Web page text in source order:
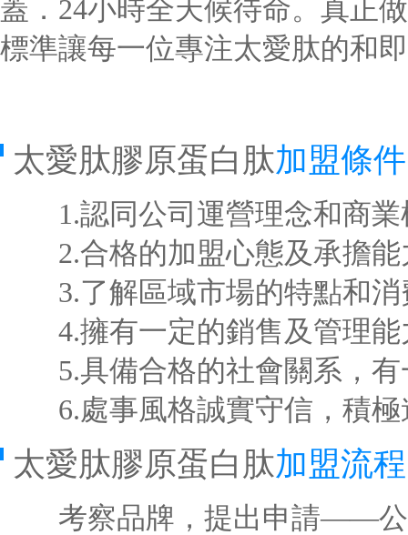
蓋．24小時全天候待命。真正
標準讓每一位專注太愛肽的和
太愛肽膠原蛋白肽加盟條件
1.認同公司運營理念和商業
2.合格的加盟心態及承擔能
3.了解區域市場的特點和消
4.擁有一定的銷售及管理能
5.具備合格的社會關系，有
6.處事風格誠實守信，積極
太愛肽膠原蛋白肽加盟流程
考察品牌，提出申請——公